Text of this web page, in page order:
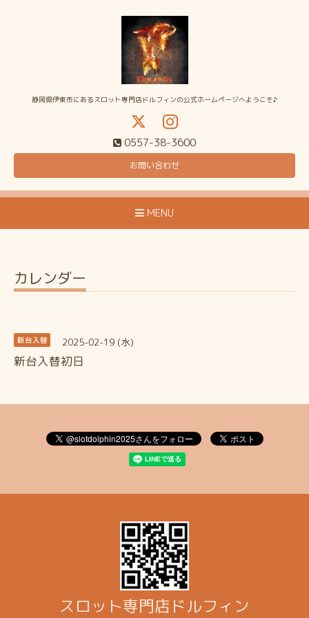
静岡県伊東市にあるスロット専門店ドルフィンの公式ホームページへようこそ♪
0557-38-3600
お問い合わせ
MENU
カレンダー
新台入替 2025-02-19 (水)
新台入替初日
スロット専門店ドルフィン